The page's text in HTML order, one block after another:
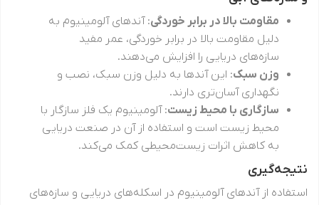
مقاومت بالا در برابر خوردگی: آندهای آلومینیوم به
دلیل مقاومت بالا در برابر خوردگی، عمر مفید
سازه‌های دریایی را افزایش می‌دهند.
وزن سبک: این آندها به دلیل وزن سبک، نصب و
نگهداری آسان‌تری دارند.
سازگاری با محیط زیست: آلومینیوم یک فلز سازگار با
محیط زیست است و استفاده از آن در صنعت دریایی
به کاهش اثرات زیست‌محیطی کمک می‌کند.
نتیجه‌گیری
استفاده از آندهای آلومینیوم در اسکله‌های دریایی و سازه‌های